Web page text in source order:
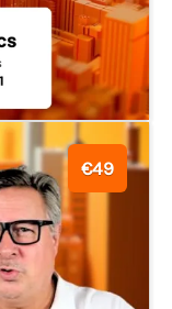
€49